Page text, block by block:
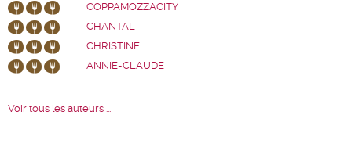
COPPAMOZZACITY
CHANTAL
CHRISTINE
ANNIE-CLAUDE
Voir tous les auteurs ...